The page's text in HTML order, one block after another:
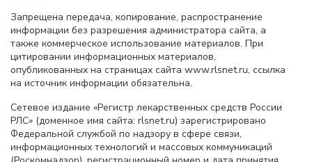
Запрещена передача, копирование, распространение
информации без разрешения администратора сайта, а
также коммерческое использование материалов. При
цитировании информационных материалов,
опубликованных на страницах сайта www.rlsnet.ru, ссылка
на источник информации обязательна.
Сетевое издание «Регистр лекарственных средств России
РЛС» (доменное имя сайта: rlsnet.ru) зарегистрировано
Федеральной службой по надзору в сфере связи,
информационных технологий и массовых коммуникаций